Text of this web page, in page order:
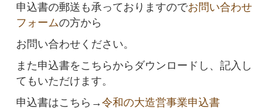
申込書の郵送も承っておりますのでお問い合わせ
フォームの方から
お問い合わせください。
また申込書をこちらからダウンロードし、記入し
てもいただけます。
申込書はこちら→令和の大造営事業申込書